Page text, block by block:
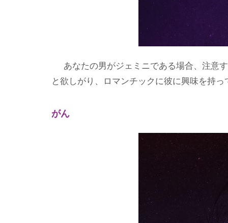
あなたの男がジェミニである場合、注意
と欲しがり、ロマンチックに彼に興味を持
がん